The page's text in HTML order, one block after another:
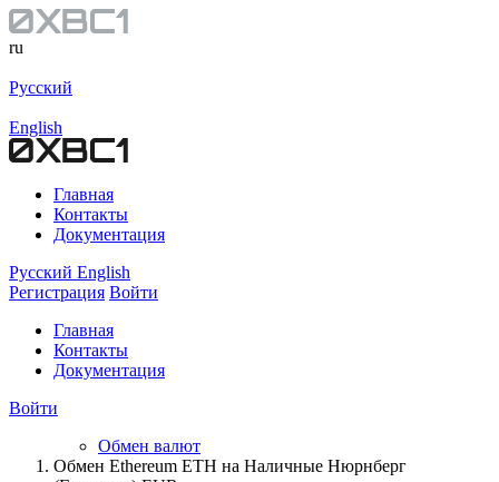
ru
Русский
English
Главная
Контакты
Документация
Русский English
Регистрация Войти
Главная
Контакты
Документация
Войти
Обмен валют
Обмен Ethereum ETH на Наличные Нюрнберг